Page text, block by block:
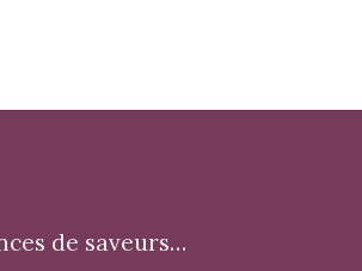
de saveurs…